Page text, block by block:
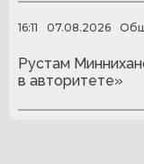
16:11 07.08.2026
Рустам
в авторитете»